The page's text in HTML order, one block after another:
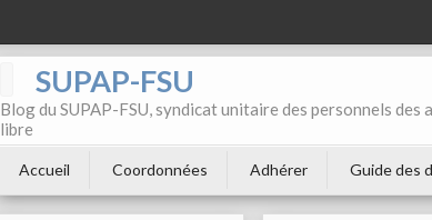
SUPAP-FSU
Blog du SUPAP-FSU, syndicat unitaire des personnels
libre
Accueil Coordonnées Adhérer Guide des